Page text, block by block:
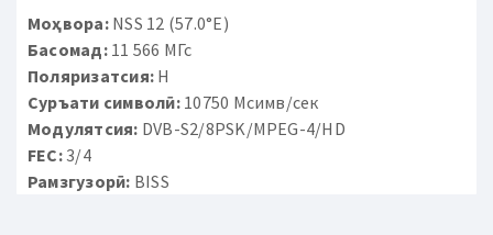
Моҳвора:NSS 12 (57.0°E)
Басомад:11 566 МГс
Поляризатсия: H
Суръати символӣ:10750 Мсимв/сек
Модулятсия: DVB-S2/8PSK/MPEG-4/HD
FEC:3/4
Рамзгузорӣ: BISS